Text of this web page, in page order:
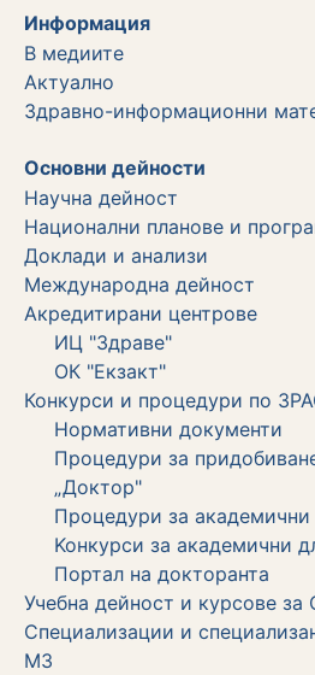
Информация
В медиите
Актуално
Здравно-информационни
Основни дейности
Научна дейност
Национални планове и
Доклади и анализи
Международна дейност
Акредитирани центрове
ИЦ "Здраве"
ОК "Екзакт"
Конкурси и процедури по
Нормативни документи
Процедури за
„Доктор"
Процедури за
Koнкурси за академични
Портал на докторанта
Учебна дейност и курсове
Специализации и
МЗ